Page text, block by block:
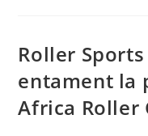
Roller
entament la
Africa Roller